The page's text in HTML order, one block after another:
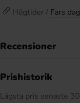
Högtider / Fars dag
Recensioner
Prishistorik
Lägsta pris senaste